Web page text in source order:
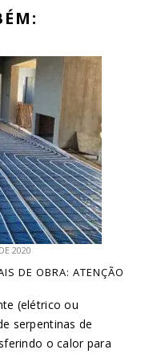
2020
DE OBRA: ATENÇÃO
(elétrico ou
serpentinas de
o calor para